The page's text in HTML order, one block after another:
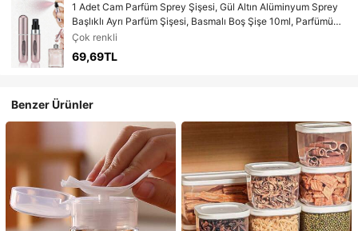
1 Adet Cam Parfüm Sprey Şişesi, Gül Altın Alüminyum Sprey
Başlıklı Ayrı Parfüm Şişesi, Basmalı Boş Şişe 10ml, Parfümü
Doldurmak İçin Damlalık Kullanılması Önerilir
Çok renkli
69,69TL
Benzer Ürünler